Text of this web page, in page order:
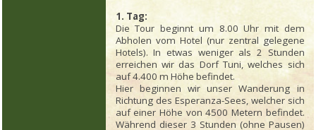
1. Tag:
Die Tour beginnt um 8.00 Uhr mit dem
Abholen vom Hotel (nur zentral gelegene
Hotels). In etwas weniger als 2 Stunden
erreichen wir das Dorf Tuni, welches sich
auf 4.400 m Höhe befindet.
Hier beginnen wir unser Wanderung in
Richtung des Esperanza-Sees, welcher sich
auf einer Höhe von 4500 Metern befindet.
Während dieser 3 Stunden (ohne Pausen)